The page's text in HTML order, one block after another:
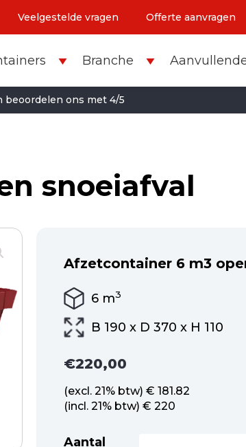
Veelgestelde vragen Offerte aanvragen
Branche
beoordelen ons met 4/5
snoeiafval
Afzetcontainer 6 m3
6 m3
B 190 x D 370 x H 110
€220,00
(excl. 21% btw) € 181.82
(incl. 21% btw) € 220
Aantal